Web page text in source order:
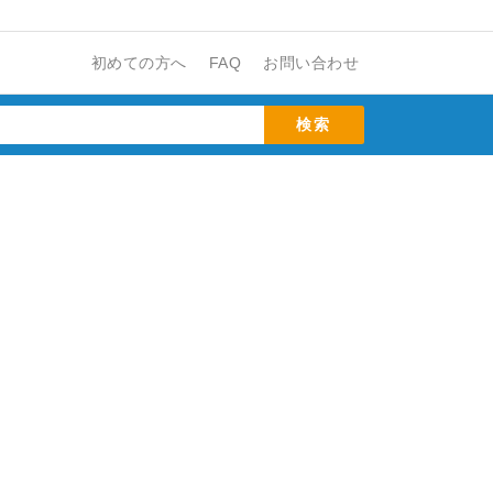
初めての方へ FAQ お問い合わせ